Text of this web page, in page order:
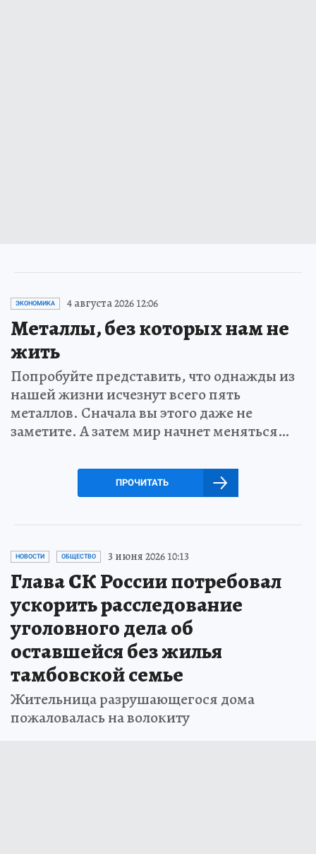
ЭКОНОМИКА 4 августа 2026 12:06
Металлы, без которых нам не
жить
Попробуйте представить, что однажды из
нашей жизни исчезнут всего пять
металлов. Сначала вы этого даже не
заметите. А затем мир начнет меняться…
ПРОЧИТАТЬ
НОВОСТИ ОБЩЕСТВО 3 июня 2026 10:13
Глава СК России потребовал
ускорить расследование
уголовного дела об
оставшейся без жилья
тамбовской семье
Жительница разрушающегося дома
пожаловалась на волокиту